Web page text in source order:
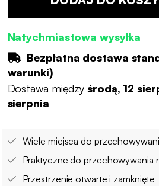
Natychmiastowa wysyłka
Bezpłatna dostawa
warunki)
Dostawa między środą, 12
sierpnia
Wiele miejsca do
Praktyczne do przechowywania
Przestrzenie otwarte i zamknięte